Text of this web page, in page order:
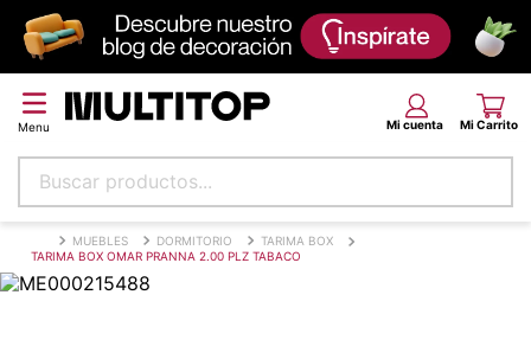
Buscar productos...
MUEBLES DORMITORIO
TARIMA BOX
TARIMA BOX OMAR PRANNA 2.00 PLZ TABACO
Términos más buscados
papel tapiz